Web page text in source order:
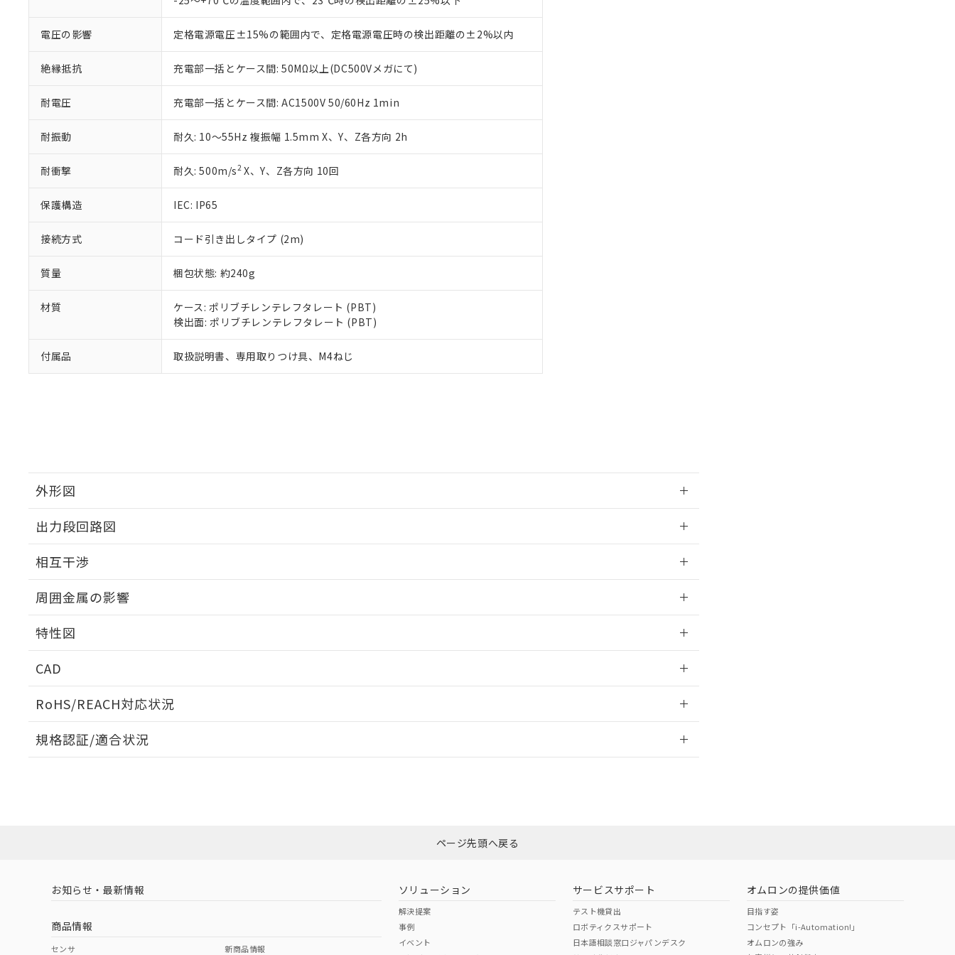
電圧の影響 定格電源電圧±15%の範囲内で、定格電源電圧時の検出距離の±2%以内
絶縁抵抗 充電部一括とケース間: 50MΩ以上(DC500Vメガにて)
耐電圧 充電部一括とケース間: AC1500V 50/60Hz 1min
耐振動 耐久: 10～55Hz 複振幅 1.5mm X、Y、Z各方向 2h
耐衝撃 耐久: 500m/s2X、Y、Z各方向 10回
保護構造 IEC: IP65
接続方式 コード引き出しタイプ (2m)
質量 梱包状態: 約240g
材質
ケース: ポリブチレンテレフタレート (PBT)
検出面: ポリブチレンテレフタレート (PBT)
付属品 取扱説明書、専用取りつけ具、M4ねじ
外形図
出力段回路図
相互干渉
周囲金属の影響
特性図
CAD
RoHS/REACH対応状況
EU RoHS 注意事項・凡例
ダウンロードはこちら
中国 RoHS 注意事項・凡例
中国 RoHS表
規格認証/適合状況
（イギリス
（ノルウェー
（日本
（アメリカ
51物質の非含有証明書（当社基準）
※本証明書は発行日時点で非含有を証明するもので、過去に遡って非含有を証明するものではありません。
混在することから備考欄に対応日を記載しておりました。
既に当社にて対応品への在庫切替を完了していることから、特段のことがない限り、2022年1月12日よ
り割愛しております。
ページ先頭へ戻る
お知らせ・最新情報
商品情報
センサ 新商品情報
ソリューション
解決提案
事例
イベント
サービスサポート
テスト機貸出
ロボティクスサポート
日本語相談窓口ジャパンデスク
オムロンの提供価値
目指す姿
コンセプト「i-Automation!」
オムロンの強み